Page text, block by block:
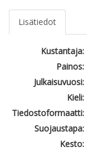
Lisätiedot
Kustantaja:
Painos:
Julkaisuvuosi:
Kieli:
Tiedostoformaatti:
Suojaustapa:
Kesto: